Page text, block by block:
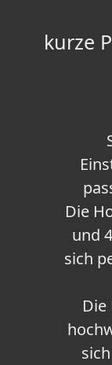
kurze
Die
und
sich
Die